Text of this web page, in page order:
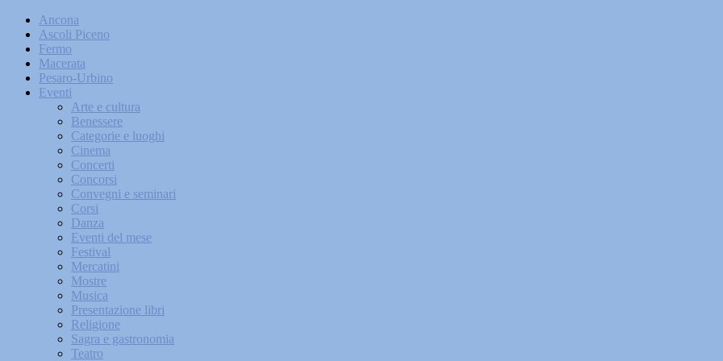
Ancona
Ascoli Piceno
Fermo
Macerata
Pesaro-Urbino
Eventi
Arte e cultura
Benessere
Categorie e luoghi
Cinema
Concerti
Concorsi
Convegni e seminari
Corsi
Danza
Eventi del mese
Festival
Mercatini
Mostre
Musica
Presentazione libri
Religione
Sagra e gastronomia
Teatro